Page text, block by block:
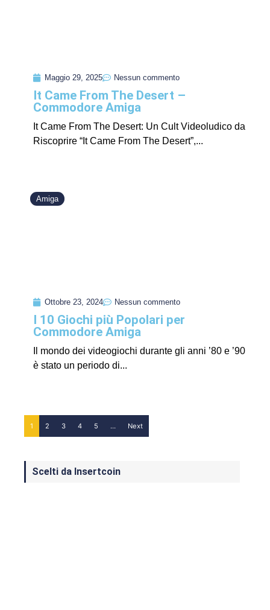
Maggio 29, 2025 Nessun commento
It Came From The Desert –
Commodore Amiga
It Came From The Desert: Un Cult Videoludico da
Riscoprire “It Came From The Desert”,...
Amiga
Ottobre 23, 2024 Nessun commento
I 10 Giochi più Popolari per
Commodore Amiga
Il mondo dei videogiochi durante gli anni ’80 e ’90
è stato un periodo di...
1 2 3 4 5 … Next
Scelti da Insertcoin